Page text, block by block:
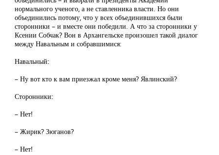
нормального ученого, а не ставленника власти. Но они
объединились потому, что у всех объединившихся были
сторонники – и вместе они победили. А что за сторонники у
Ксении Собчак? Вон в Архангельске произошел такой диалог
между Навальным и собравшимися:
Навальный:
– Ну вот кто к вам приезжал кроме меня? Явлинский?
Сторонники:
– Нет!
– Жирик? Зюганов?
– Нет!